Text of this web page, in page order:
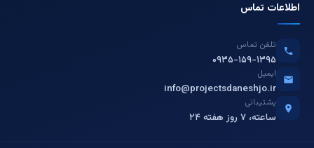
اطلاعات تماس
تلفن تماس
۰۹۳۵-۱۵۹-۱۳۹۵
ایمیل
info@projectsdaneshjo.ir
پشتیبانی
۲۴ ساعته، ۷ روز هفته